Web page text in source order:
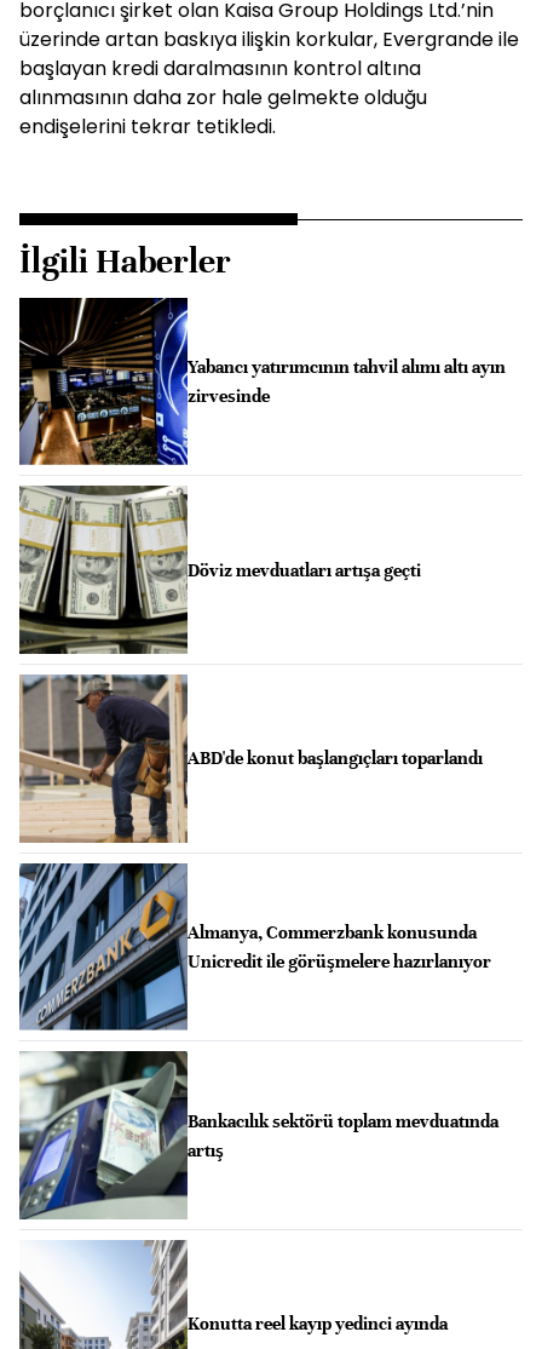
borçlanıcı şirket olan Kaisa Group Holdings Ltd.’nin
üzerinde artan baskıya ilişkin korkular, Evergrande ile
başlayan kredi daralmasının kontrol altına
alınmasının daha zor hale gelmekte olduğu
endişelerini tekrar tetikledi.
İlgili Haberler
Yabancı yatırımcının tahvil alımı altı ayın
zirvesinde
Döviz mevduatları artışa geçti
ABD'de konut başlangıçları toparlandı
Almanya, Commerzbank konusunda
Unicredit ile görüşmelere hazırlanıyor
Bankacılık sektörü toplam mevduatında
artış
Konutta reel kayıp yedinci ayında